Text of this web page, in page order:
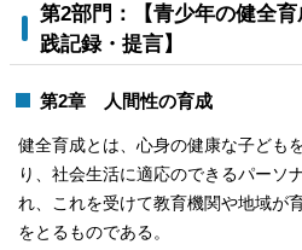
第2部門：【青少年の健全
践記録・提言】
第2章 人間性の育成
健全育成とは、心身の健康な子ども
り、社会生活に適応のできるパーソ
れ、これを受けて教育機関や地域が
をとるものである。